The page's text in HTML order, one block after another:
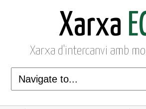
Xarxa
Xarxa d'intercanvi amb